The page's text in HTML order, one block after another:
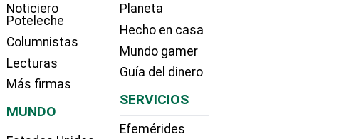
Noticiero
Poteleche
Columnistas
Lecturas
Más firmas
MUNDO
Planeta
Hecho en casa
Mundo gamer
Guía del dinero
SERVICIOS
Efemérides